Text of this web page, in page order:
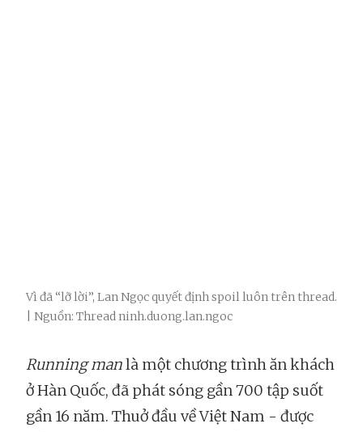
Vì đã “lỡ lời”, Lan Ngọc quyết định spoil luôn trên thread.
| Nguồn: Thread ninh.duong.lan.ngoc
Running manlà một chương trình ăn khách
ở Hàn Quốc, đã phát sóng gần 700 tập suốt
gần 16 năm. Thuở đầu về Việt Nam - được